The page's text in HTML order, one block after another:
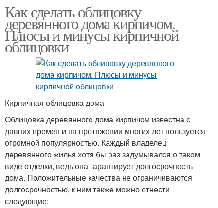
Как сделать облицовку
деревянного дома кирпичом.
Плюсы и минусы кирпичной
облицовки
Кирпичная облицовка дома
Облицовка деревянного дома кирпичом известна с
давних времен и на протяжении многих лет пользуется
огромной популярностью. Каждый владелец
деревянного жилья хотя бы раз задумывался о таком
виде отделки, ведь она гарантирует долгосрочность
дома. Положительные качества не ограничиваются
долгосрочностью, к ним также можно отнести
следующие: